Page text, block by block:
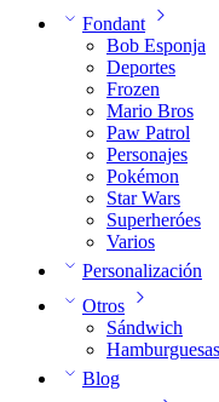
Fondant
Bob Esponja
Deportes
Frozen
Mario Bros
Paw Patrol
Personajes
Pokémon
Star Wars
Superheróes
Varios
Personalización
Otros
Sándwich
Hamburguesas
Blog